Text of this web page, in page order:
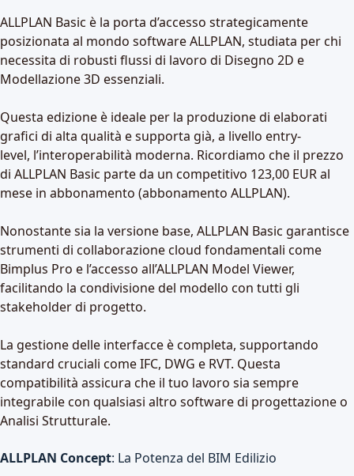
ALLPLAN Basic è la porta d’accesso strategicamente
posizionata al mondo software ALLPLAN, studiata per chi
necessita di robusti flussi di lavoro di Disegno 2D e
Modellazione 3D essenziali.
Questa edizione è ideale per la produzione di elaborati
grafici di alta qualità e supporta già, a livello entry-
level, l’interoperabilità moderna. Ricordiamo che il prezzo
di ALLPLAN Basic parte da un competitivo 123,00 EUR al
mese in abbonamento (abbonamento ALLPLAN).
Nonostante sia la versione base, ALLPLAN Basic garantisce
strumenti di collaborazione cloud fondamentali come
Bimplus Pro e l’accesso all’ALLPLAN Model Viewer,
facilitando la condivisione del modello con tutti gli
stakeholder di progetto.
La gestione delle interfacce è completa, supportando
standard cruciali come IFC, DWG e RVT. Questa
compatibilità assicura che il tuo lavoro sia sempre
integrabile con qualsiasi altro software di progettazione o
Analisi Strutturale.
ALLPLAN Concept: La Potenza del BIM Edilizio